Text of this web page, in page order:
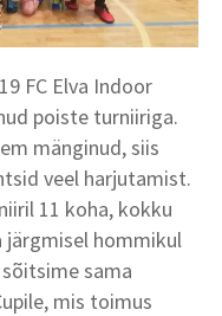
FC Elva Indoor
poiste turniiriga.
mänginud, siis
veel harjutamist.
11 koha, kokku
järgmisel hommikul
sama
mis toimus